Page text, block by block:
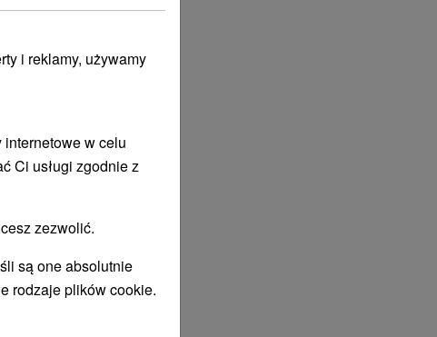
i reklamy, używamy
internetowe w celu
Ci usługi zgodnie z
zezwolić.
są one absolutnie
rodzaje plików cookie.